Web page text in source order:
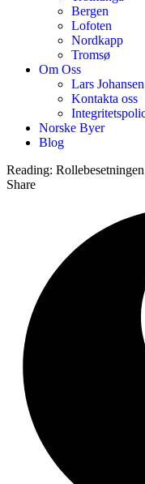
Bergen
Lofoten
Nordkapp
Tromsø
Om Oss
Lars Johansen
Kontakta oss
Norske Byer
Blog
Reading:
Share